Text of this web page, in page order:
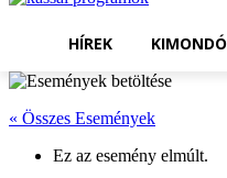
HÍREK KIMONDÓ
« Összes Események
Ez az esemény elmúlt.